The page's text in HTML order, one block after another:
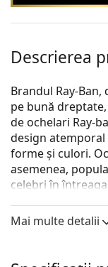
Descrierea
Brandul Ray-
pe bună
de ochelari Ray-
design
forme și culori.
asemenea,
celebri în
Ray-Ban Round
vedere unisex.
vedere cu
Mai multe detalii